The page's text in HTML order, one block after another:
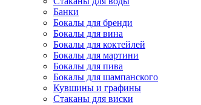
Банки
Бокалы для бренди
Бокалы для вина
Бокалы для коктейлей
Бокалы для мартини
Бокалы для пива
Бокалы для шампанского
Кувшины и графины
Стаканы для виски